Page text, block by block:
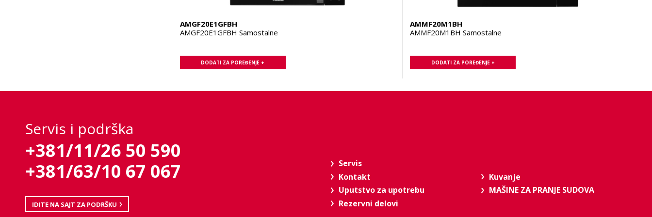
AMGF20E1GFBH
AMGF20E1GFBH Samostalne
DODATI ZA POREĐENJE +
AMMF20M1BH
AMMF20M1BH Samostalne
DODATI ZA POREĐENJE +
Servis i podrška
+381/11/26 50 590
+381/63/10 67 067
IDITE NA SAJT ZA PODRŠKU
Servis
Kontakt
Uputstvo za upotrebu
Rezervni delovi
Kuvanje
MAŠINE ZA PRANJE SUDOVA